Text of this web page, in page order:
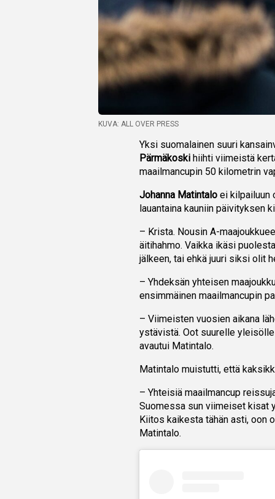
KUVA: ALL OVER PRESS
Yksi suomalainen suuri
Pärmäkoski hiihti viimeistä
maailmancupin 50 kilometrin
Johanna Matintalo ei kilpailuun
lauantaina kauniin päivityksen
– Krista. Nousin A-
äitihahmo. Vaikka ikäsi
jälkeen, tai ehkä juuri siksi olit
– Yhdeksän yhteisen
ensimmäinen maailmancupin
– Viimeisten vuosien aikana
ystävistä. Oot suurelle
avautui Matintalo.
Matintalo muistutti, että
– Yhteisiä maailmancup
Suomessa sun viimeiset kisat
Kiitos kaikesta tähän asti, oon
Matintalo.